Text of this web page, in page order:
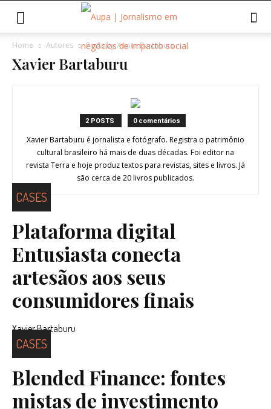
Home Autores Posts by Xavier Bartaburu
Xavier Bartaburu
2 POSTS 0 comentários
Xavier Bartaburu é jornalista e fotógrafo. Registra o patrimônio
cultural brasileiro há mais de duas décadas. Foi editor na
revista Terra e hoje produz textos para revistas, sites e livros. Já
são cerca de 20 livros publicados.
CASES
Plataforma digital
Entusiasta conecta
artesãos aos seus
consumidores finais
Xavier Bartaburu
CASES
Blended Finance: fontes
mistas de investimento